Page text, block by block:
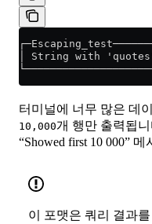
│ String with
터미널에 너무 많은 데
10,000개 행만 출력됩
“Showed first 10 000”
이 포맷은 쿼리 결과